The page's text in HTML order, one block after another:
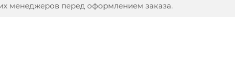
менеджеров перед оформлением заказа.